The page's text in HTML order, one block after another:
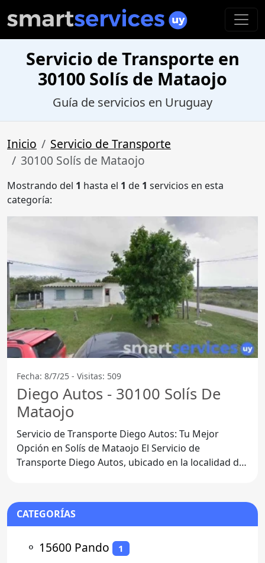
Servicio de Transporte en
30100 Solís de Mataojo
Guía de servicios en Uruguay
Inicio
Servicio de Transporte
30100 Solís de Mataojo
Mostrando del 1 hasta el 1 de 1 servicios en esta
categoría:
Fecha: 8/7/25 - Visitas: 509
Diego Autos - 30100 Solís De
Mataojo
Servicio de Transporte Diego Autos: Tu Mejor
Opción en Solís de Mataojo El Servicio de
Transporte Diego Autos, ubicado en la localidad de
CATEGORÍAS
⚬ 15600 Pando 1